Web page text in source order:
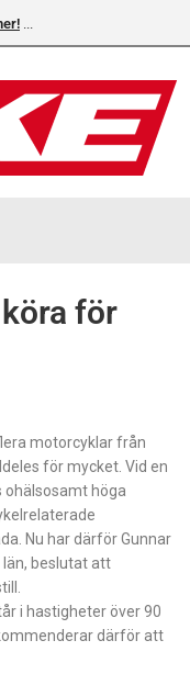
för
motorcyklar från
för mycket. Vid en
höga
Nu har därför Gunnar
län, beslutat att
i hastigheter över 90
därför att